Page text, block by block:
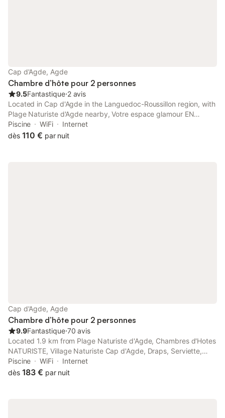
Cap d'Agde, Agde
Chambre d’hôte pour 2 personnes
9.5Fantastique⋅2 avis
Located in Cap d'Agde in the Languedoc-Roussillon region, with
Plage Naturiste d'Agde nearby, Votre espace glamour EN
COHABITATION avec nous deux dans notre appartement du
village naturiste provides accommodation with free WiFi and
Piscine WiFi
Internet
dès 110 € par nuit
Cap d'Agde, Agde
Chambre d’hôte pour 2 personnes
9.9Fantastique⋅70 avis
Located 1.9 km from Plage Naturiste d'Agde, Chambres d'Hotes
NATURISTE, Village Naturiste Cap d'Agde, Draps, Serviette,
Café, Menage inclus en fin de sejour offers a seasonal outdoor
swimming pool, and air-conditioned accommodation with a
Piscine WiFi
Internet
dès 183 € par nuit